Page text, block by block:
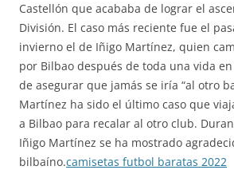
Castellón que acababa de lograr el
División. El caso más reciente fue el
invierno el de Iñigo Martínez, quien
por Bilbao después de toda una vida
de asegurar que jamás se iría “al otro
Martínez ha sido el último caso que
a Bilbao para recalar al otro club.
Iñigo Martínez se ha mostrado
bilbaíno.camisetas futbol baratas 2022